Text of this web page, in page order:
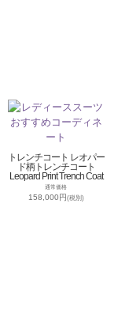
トレンチコート レオパー
ド柄トレンチコート
Leopard Print Trench Coat
通常価格
158,000円(税別)